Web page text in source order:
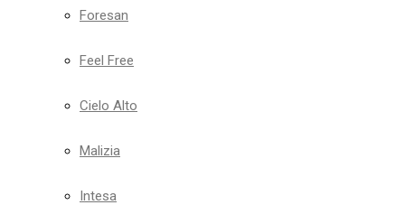
Foresan
Feel Free
Cielo Alto
Malizia
Intesa